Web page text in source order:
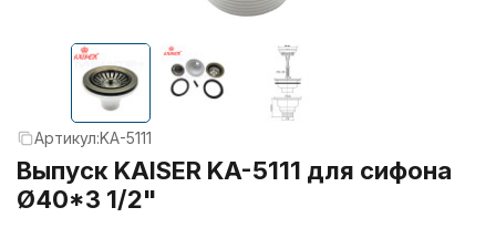
Артикул:KA-5111
Выпуск KAISER KA-5111 для сифона
Ø40*3 1/2"